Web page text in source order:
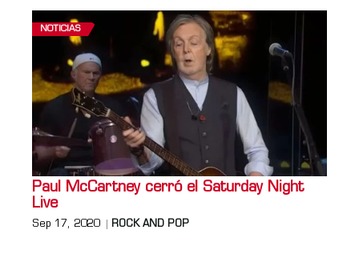
NOTICIAS
Paul McCartney cerró el Saturday Night
Live
Sep 17, 2020 ROCK AND POP